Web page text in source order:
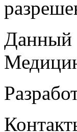
Данный